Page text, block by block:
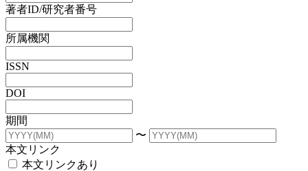
著者ID/研究者番号
所属機関
ISSN
DOI
期間
〜
本文リンク
本文リンクあり